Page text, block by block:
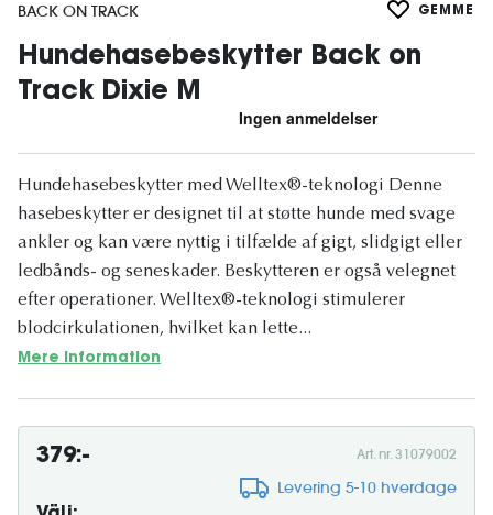
BACK ON TRACK GEMME
Hundehasebeskytter Back on
Track Dixie M
Hundehasebeskytter med Welltex®-teknologi Denne
hasebeskytter er designet til at støtte hunde med svage
ankler og kan være nyttig i tilfælde af gigt, slidgigt eller
ledbånds- og seneskader. Beskytteren er også velegnet
efter operationer. Welltex®-teknologi stimulerer
blodcirkulationen, hvilket kan lette...
Mere information
379:- Art. nr. 31079002
Levering 5-10 hverdage